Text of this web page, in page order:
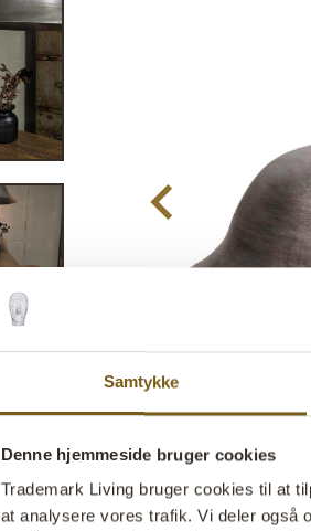
Samtykke
Denne hjemmeside bruger cookies
Trademark Living bruger cookies til at
at analysere vores trafik. Vi deler også